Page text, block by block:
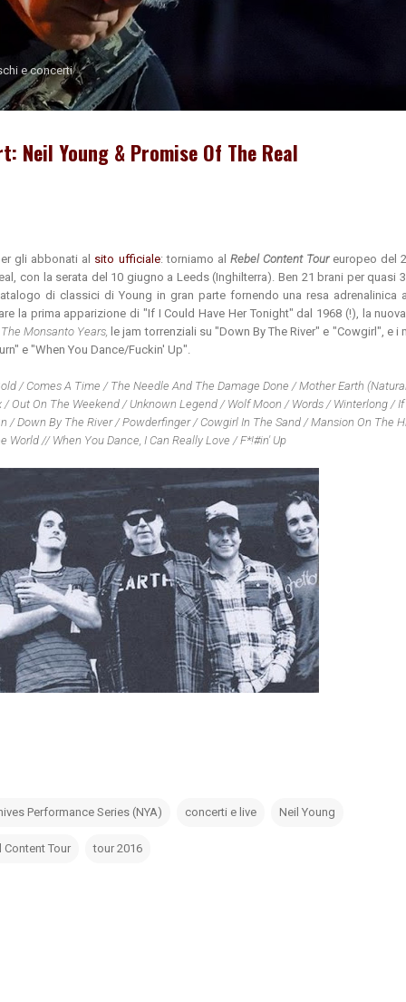
Passa ai contenuti principali
e concerti
Neil Young & Promise Of The Real
gli abbonati al sito ufficiale: torniamo al Rebel Content Tour europeo del
con la serata del 10 giugno a Leeds (Inghilterra). Ben 21 brani per quasi
di classici di Young in gran parte fornendo una resa adrenalinica
la prima apparizione di "If I Could Have Her Tonight" dal 1968 (!), la
The Monsanto Years,le jam torrenziali su "Down By The River" e "Cowgirl", e i
e "When You Dance/Fuckin' Up".
/ Comes A Time / The Needle And The Damage Done / Mother Earth
Out On The Weekend / Unknown Legend / Wolf Moon / Words / Winterlong / If
/ Down By The River / Powderfinger / Cowgirl In The Sand / Mansion On The
World // When You Dance, I Can Really Love / F*!#in' Up
Performance Series (NYA) concerti e live Neil Young
Content Tour tour 2016